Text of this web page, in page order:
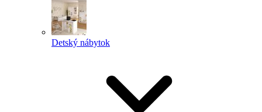
Detský nábytok